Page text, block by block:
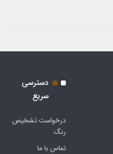
دسترسی
سریع
درخواست تشخیص
رنگ
تماس با ما